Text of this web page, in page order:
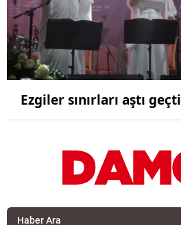
Ezgiler sınırları aştı geçti